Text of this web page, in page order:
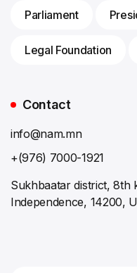
Parliament
Legal Foundation
Contact
info@nam.mn
+(976) 7000-1921
Sukhbaatar district, 8th
Independence, 14200,